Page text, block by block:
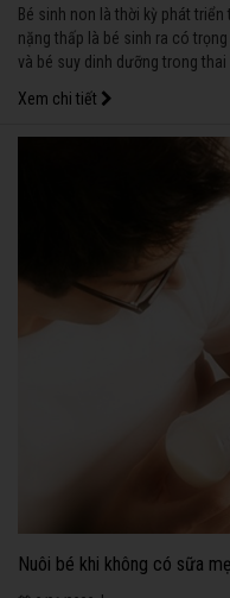
Bé sinh non là thời kỳ phát
nặng thấp là bé sinh ra có
và bé suy dinh dưỡng trong
Xem chi tiết
Nuôi bé khi không có sữa mẹ